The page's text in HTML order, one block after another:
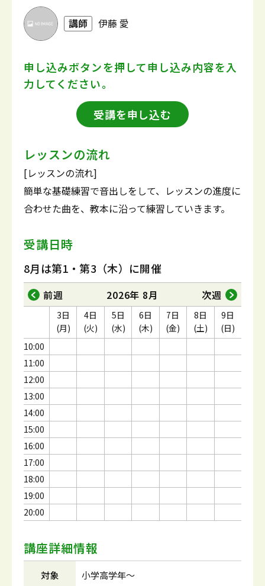
講師 伊藤 愛
申し込みボタンを押して申し込み内容を入
力してください。
受講を申し込む
レッスンの流れ
[レッスンの流れ]
簡単な基礎練習で音出しをして、レッスンの進度に
合わせた曲を、教本に沿って練習していきます。
受講日時
8月は第1・第3（木）に開催
前週 2026年 8月 次週
10:00
11:00
12:00
13:00
14:00
15:00
16:00
17:00
18:00
19:00
20:00
3日
(月)
4日
(火)
5日
(水)
6日
(木)
7日
(金)
8日
(土)
9日
(日)
講座詳細情報
対象 小学高学年～